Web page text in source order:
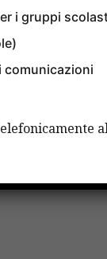
sulla base
Bunker
della
alla
i gruppi
comunicazioni